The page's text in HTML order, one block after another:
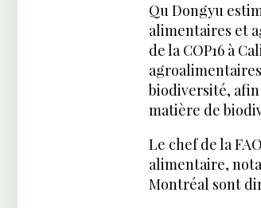
Qu Dongyu
alimentaires et
de la COP16 à
biodiversité,
matière de
Le chef de la
alimentaire,
Montréal sont